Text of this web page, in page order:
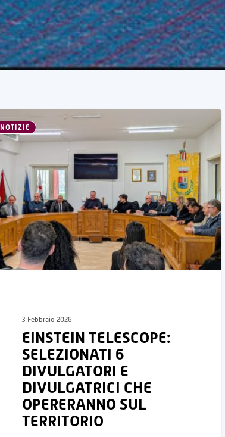
NOTIZIE
3 Febbraio 2026
EINSTEIN TELESCOPE:
SELEZIONATI 6
DIVULGATORI E
DIVULGATRICI CHE
OPERERANNO SUL
TERRITORIO